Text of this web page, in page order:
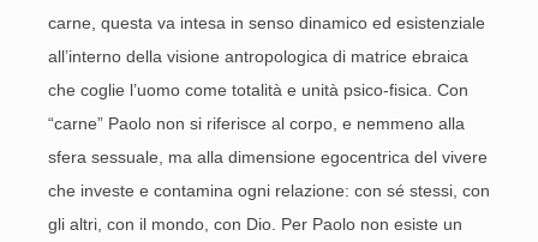
carne, questa va intesa in senso dinamico ed esistenziale
all’interno della visione antropologica di matrice ebraica
che coglie l’uomo come totalità e unità psico-fisica. Con
“carne” Paolo non si riferisce al corpo, e nemmeno alla
sfera sessuale, ma alla dimensione egocentrica del vivere
che investe e contamina ogni relazione: con sé stessi, con
gli altri, con il mondo, con Dio. Per Paolo non esiste un